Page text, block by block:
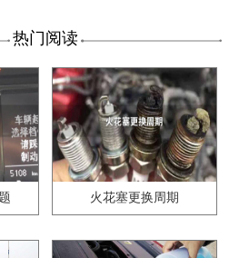
热门阅读
火花塞更换周期